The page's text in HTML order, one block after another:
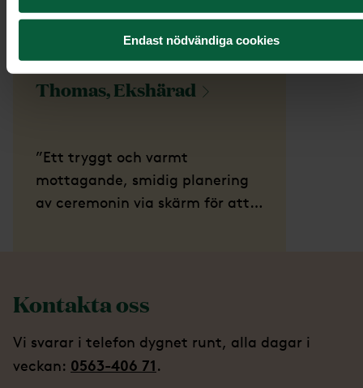
Endast nödvändiga cookies
Thomas,Ekshärad
”Ett tryggt och varmt
mottagande, smidig planering
av ceremonin via skärm för att
Kontakta oss
Vi svarar i telefon dygnet runt, alla dagar i
veckan: 0563-406 71.